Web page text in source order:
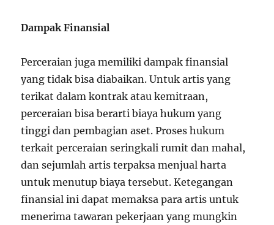
Dampak Finansial
Perceraian juga memiliki dampak finansial
yang tidak bisa diabaikan. Untuk artis yang
terikat dalam kontrak atau kemitraan,
perceraian bisa berarti biaya hukum yang
tinggi dan pembagian aset. Proses hukum
terkait perceraian seringkali rumit dan mahal,
dan sejumlah artis terpaksa menjual harta
untuk menutup biaya tersebut. Ketegangan
finansial ini dapat memaksa para artis untuk
menerima tawaran pekerjaan yang mungkin